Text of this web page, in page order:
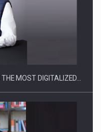
- Technology and…
MOST DIGITALIZED…